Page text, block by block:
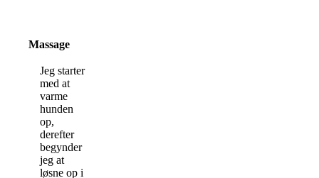
Massage
Jeg starter
med at
varme
hunden
op,
derefter
begynder
jeg at
løsne op i